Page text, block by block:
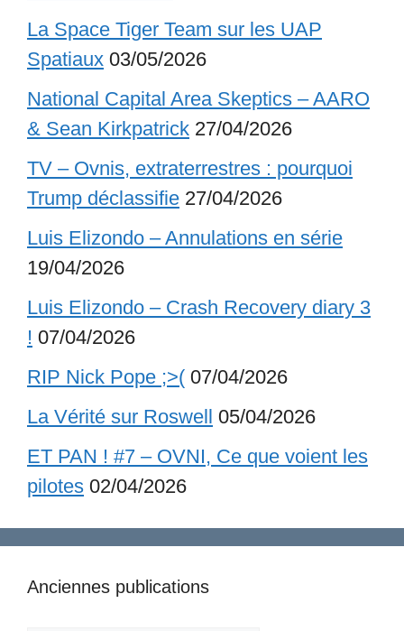
La Space Tiger Team sur les UAP
Spatiaux 03/05/2026
National Capital Area Skeptics – AARO
& Sean Kirkpatrick 27/04/2026
TV – Ovnis, extraterrestres : pourquoi
Trump déclassifie 27/04/2026
Luis Elizondo – Annulations en série
19/04/2026
Luis Elizondo – Crash Recovery diary 3
! 07/04/2026
RIP Nick Pope ;>( 07/04/2026
La Vérité sur Roswell 05/04/2026
ET PAN ! #7 – OVNI, Ce que voient les
pilotes 02/04/2026
Anciennes publications